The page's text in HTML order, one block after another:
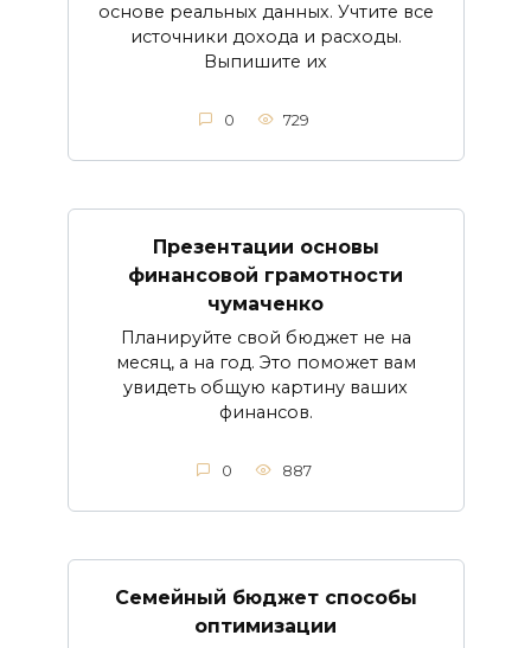
основе реальных данных. Учтите все
источники дохода и расходы.
Выпишите их
0 729
Презентации основы
финансовой грамотности
чумаченко
Планируйте свой бюджет не на
месяц, а на год. Это поможет вам
увидеть общую картину ваших
финансов.
0 887
Семейный бюджет способы
оптимизации